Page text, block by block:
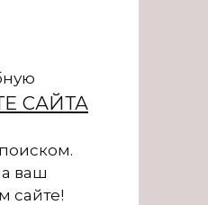
САЙТА
ваш
сайте!